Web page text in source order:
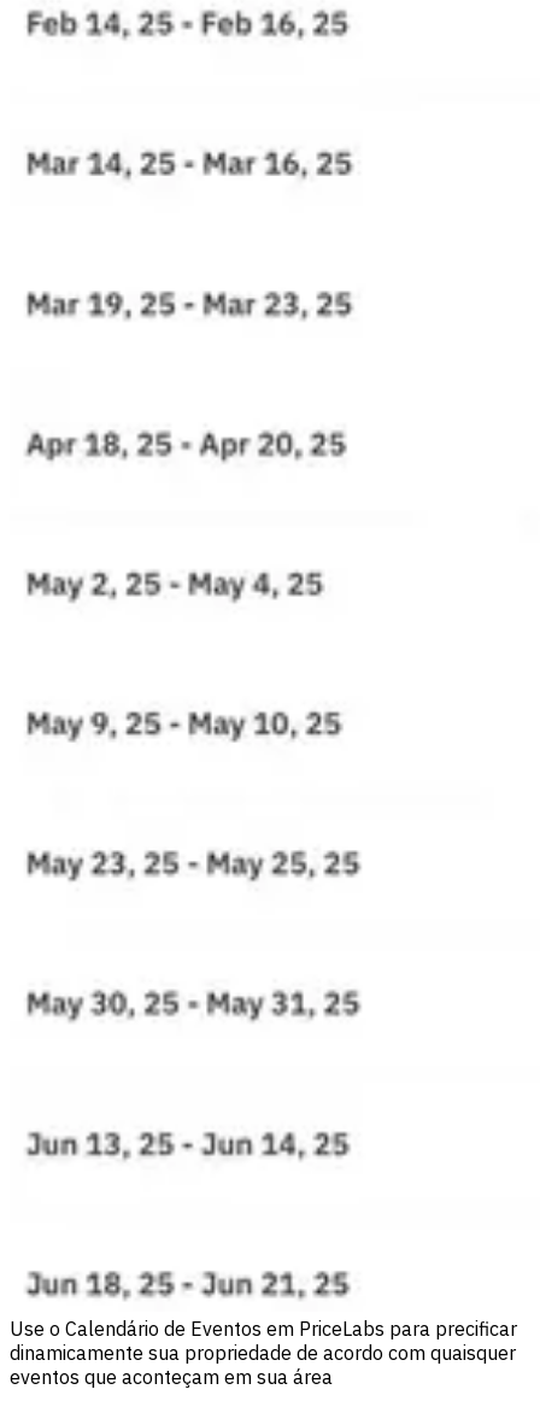
Use o Calendário de Eventos em PriceLabs para precificar
dinamicamente sua propriedade de acordo com quaisquer
eventos que aconteçam em sua área